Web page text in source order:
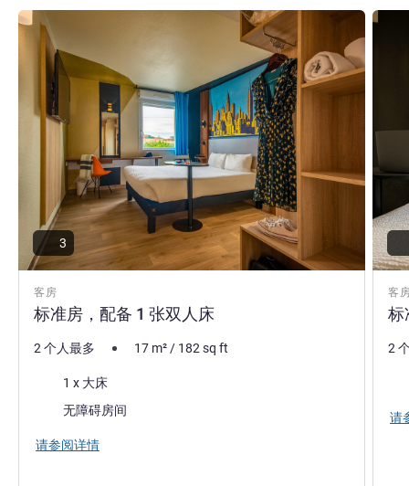
客房
标准房，配备 1 张双人床
请参阅详情
3
2 个人最多 17 m²/ 182sq ft
床上用品1 x 大床
无障碍房间
请参阅详情
客
标
请参
2
请